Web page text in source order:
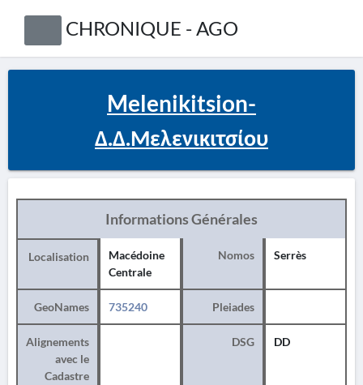
CHRONIQUE - AGO
Melenikitsion-
Δ.Δ.Μελενικιτσίου
Informations Générales
Localisation
Macédoine
Centrale
Nomos Serrès
GeoNames 735240 Pleiades
Alignements
avec le
Cadastre
DSG DD